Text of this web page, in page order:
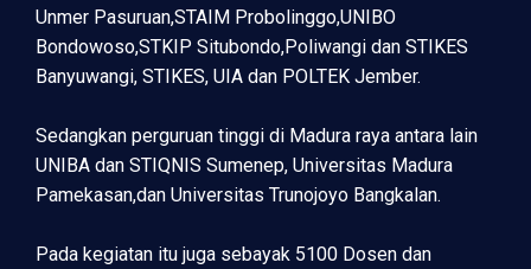
Unmer Pasuruan,STAIM Probolinggo,UNIBO
Bondowoso,STKIP Situbondo,Poliwangi dan STIKES
Banyuwangi, STIKES, UIA dan POLTEK Jember.
Sedangkan perguruan tinggi di Madura raya antara lain
UNIBA dan STIQNIS Sumenep, Universitas Madura
Pamekasan,dan Universitas Trunojoyo Bangkalan.
Pada kegiatan itu juga sebayak 5100 Dosen dan